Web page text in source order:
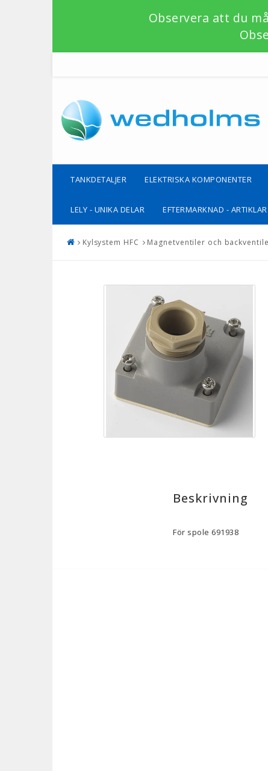
Observera att du
TANKDETALJER ELEKTRISKA KOMPONENTER
LELY - UNIKA DELAR EFTERMARKNAD -
Kylsystem HFC Magnetventiler och
Beskrivning
För spole 691938